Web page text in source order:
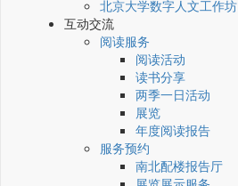
北京大学数字人文工作坊
互动交流
阅读服务
阅读活动
读书分享
两季一日活动
展览
年度阅读报告
服务预约
南北配楼报告厅